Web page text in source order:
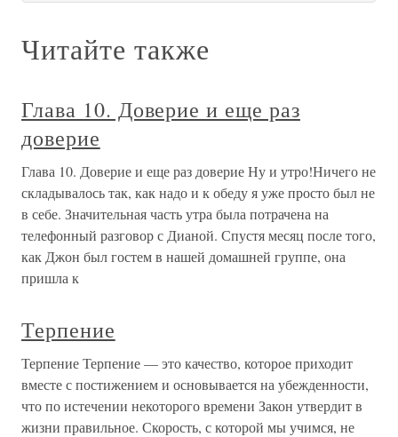
Читайте также
Глава 10. Доверие и еще раз
доверие
Глава 10. Доверие и еще раз доверие Ну и утро!Ничего не
складывалось так, как надо и к обеду я уже просто был не
в себе. Значительная часть утра была потрачена на
телефонный разговор с Дианой. Спустя месяц после того,
как Джон был гостем в нашей домашней группе, она
пришла к
Терпение
Терпение Терпение — это качество, которое приходит
вместе с постижением и основывается на убежденности,
что по истечении некоторого времени Закон утвердит в
жизни правильное. Скорость, с которой мы учимся, не